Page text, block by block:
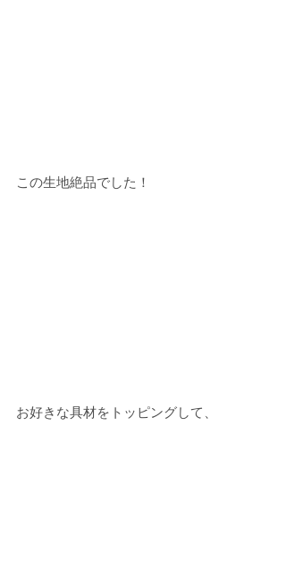
この生地絶品でした！
お好きな具材をトッピングして、